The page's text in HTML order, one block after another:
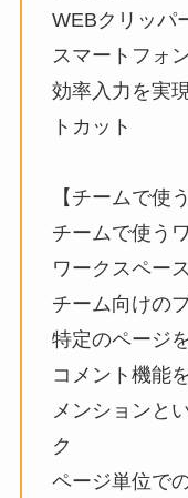
WEBクリッパ
スマートフォ
効率入力を実
トカット
【チームで使
チームで使う
ワークスペー
チーム向けの
特定のページ
コメント機能
メンションと
ク
ページ単位で